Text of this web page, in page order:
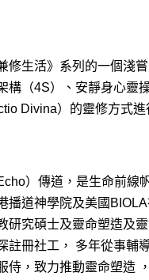
修生活》系列的一個淺
構（4S）、安靜身心靈
Divina）的靈修方式進
）傳道，是生命前線
播道神學院及美國BIOLA
研究碩士及靈命塑造及
註冊社工， 多年從事輔
侍，致力推動靈命塑造